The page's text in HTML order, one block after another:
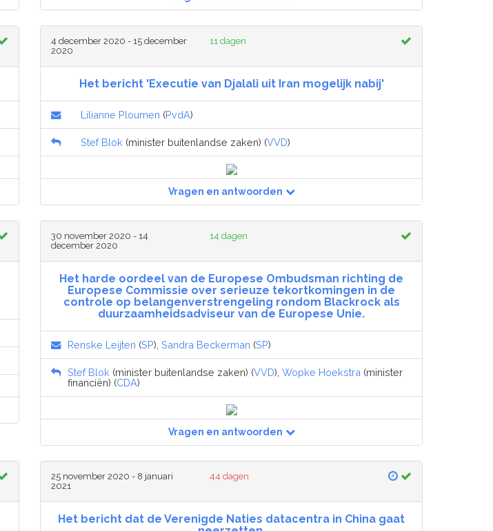
4 december 2020 - 15 december
2020
11 dagen
Het bericht 'Executie van Djalali uit Iran mogelijk nabij'
Lilianne Ploumen (PvdA)
Stef Blok (minister buitenlandse zaken) (VVD)
Vragen en antwoorden
30 november 2020 - 14
december 2020
14 dagen
Het harde oordeel van de Europese Ombudsman richting de
Europese Commissie over serieuze tekortkomingen in de
controle op belangenverstrengeling rondom Blackrock als
duurzaamheidsadviseur van de Europese Unie.
Renske Leijten (SP), Sandra Beckerman (SP)
Stef Blok (minister buitenlandse zaken) (VVD), Wopke Hoekstra (minister
financiën) (CDA)
Vragen en antwoorden
25 november 2020 - 8 januari
2021
44 dagen
Het bericht dat de Verenigde Naties datacentra in China gaat